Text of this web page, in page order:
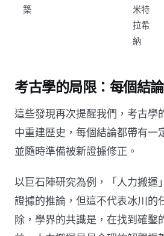
築
米特
拉希
納
考古學的局限：每個結
這些發現再次提醒我們，考古學
中重建歷史，每個結論都帶有一
並隨時準備被新證據修正。
以巨石陣研究為例，「人力搬運
證據的推論，但這不代表冰川的
除，學界的共識是，在找到確鑿